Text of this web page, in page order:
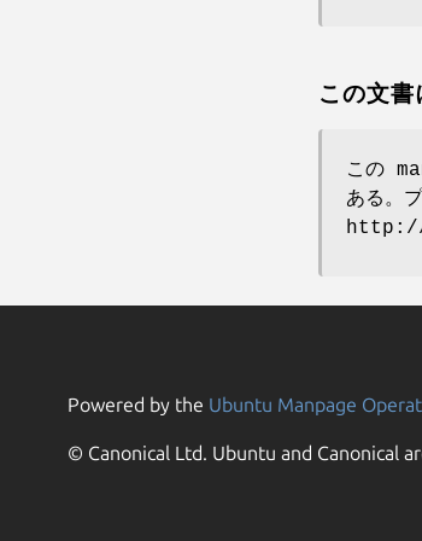
この文書
この
ある。
http://
Powered by the Ubuntu Manpage
© Canonical Ltd. Ubuntu and Canonical